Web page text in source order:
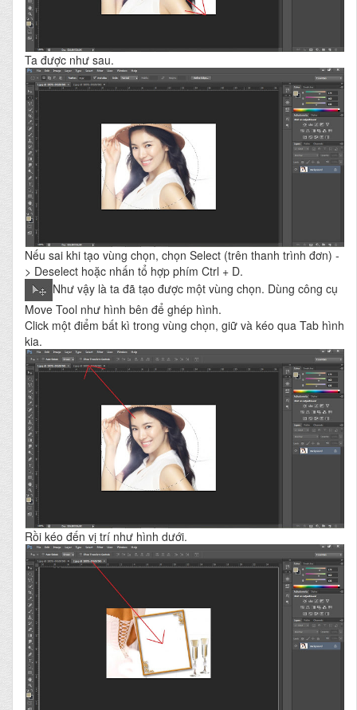
Ta được như sau.
Nếu sai khi tạo vùng chọn, chọn Select (trên thanh trình đơn) -
> Deselect hoặc nhấn tổ hợp phím Ctrl + D.
Như vậy là ta đã tạo được một vùng chọn. Dùng công cụ
Move Tool như hình bên để ghép hình.
Click một điểm bất kì trong vùng chọn, giữ và kéo qua Tab hình
kia.
Rồi kéo đến vị trí như hình dưới.